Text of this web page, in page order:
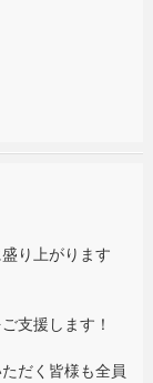
り上がります
支援します！
だく皆様も全員